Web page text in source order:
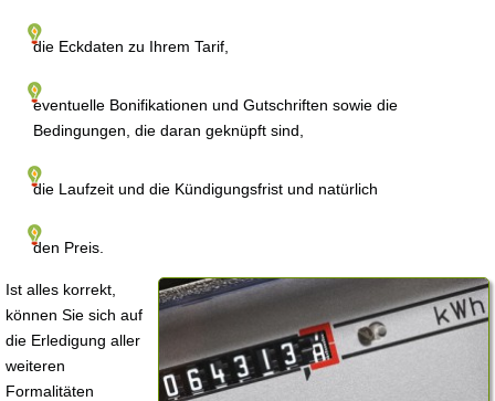
die Eckdaten zu Ihrem Tarif,
eventuelle Bonifikationen und Gutschriften sowie die
Bedingungen, die daran geknüpft sind,
die Laufzeit und die Kündigungsfrist und natürlich
den Preis.
Ist alles korrekt,
können Sie sich auf
die Erledigung aller
weiteren
Formalitäten